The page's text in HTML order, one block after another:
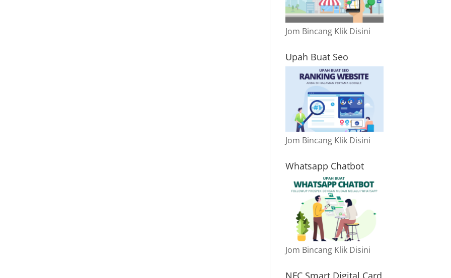
Jom Bincang Klik Disini
Upah Buat Seo
Jom Bincang Klik Disini
Whatsapp Chatbot
Jom Bincang Klik Disini
NFC Smart Digital Card